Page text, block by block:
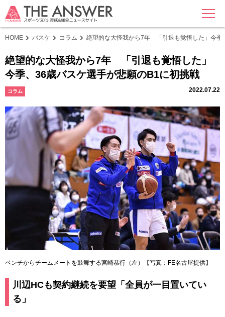
MENU
HOME バスケ コラム 絶望的な大怪我から7年 「引退も覚悟した」今季
絶望的な大怪我から7年 「引退も覚悟した」
今季、36歳バスケ選手が悲願のB1に初挑戦
コラム 2022.07.22
ベンチからチームメートを鼓舞する宮崎恭行（左）【写真：FE名古屋提供】
川辺HCも契約継続を要望「全員が一目置いてい
る」